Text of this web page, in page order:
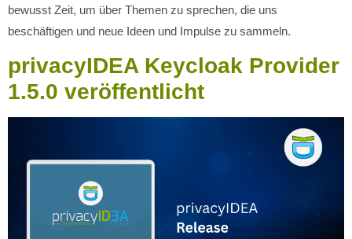
bewusst Zeit, um über Themen zu sprechen, die uns
beschäftigen und neue Ideen und Impulse zu sammeln.
privacyIDEA Keycloak Provider
1.5.0 veröffentlicht